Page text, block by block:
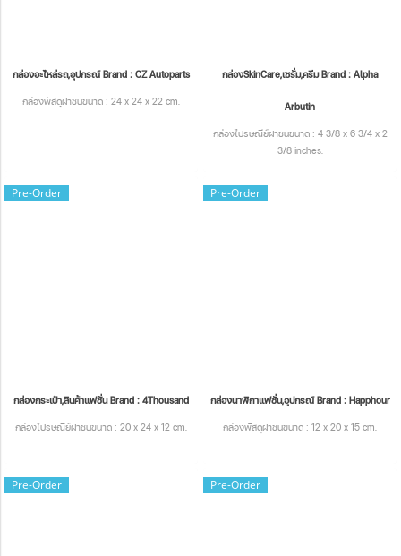
กล่องอะไหล่รถ,อุปกรณ์ Brand : CZ Autoparts
กล่องพัสดุฝาชนขนาด : 24 x 24 x 22 cm.
กล่องSkinCare,เซรั่ม,ครีม Brand : Alpha
Arbutin
กล่องไปรษณีย์ฝาชนขนาด : 4 3/8 x 6 3/4 x 2
3/8 inches.
Pre-Order
กล่องกระเป๋า,สินค้าแฟชั่น Brand : 4Thousand
กล่องไปรษณีย์ฝาชนขนาด : 20 x 24 x 12 cm.
Pre-Order
กล่องนาฬิกาแฟชั่น,อุปกรณ์ Brand : Happhour
กล่องพัสดุฝาชนขนาด : 12 x 20 x 15 cm.
Pre-Order Pre-Order